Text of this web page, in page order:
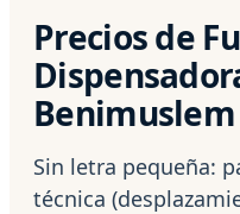
Precios de
Benimuslem
Sin letra pequeña:
técnica